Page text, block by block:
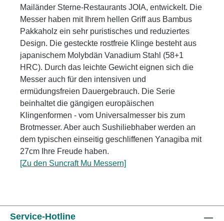
Mailänder Sterne-Restaurants JOIA, entwickelt. Die
Messer haben mit Ihrem hellen Griff aus Bambus
Pakkaholz ein sehr puristisches und reduziertes
Design. Die gesteckte rostfreie Klinge besteht aus
japanischem Molybdän Vanadium Stahl (58+1
HRC). Durch das leichte Gewicht eignen sich die
Messer auch für den intensiven und
ermüdungsfreien Dauergebrauch. Die Serie
beinhaltet die gängigen europäischen
Klingenformen - vom Universalmesser bis zum
Brotmesser. Aber auch Sushiliebhaber werden an
dem typischen einseitig geschliffenen Yanagiba mit
27cm Ihre Freude haben.
[Zu den Suncraft Mu Messern]
Service-Hotline